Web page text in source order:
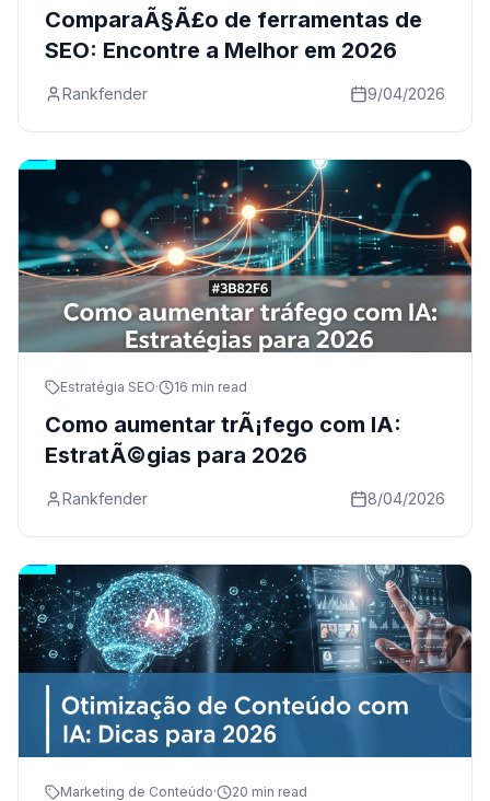
ComparaÃ§Ã£o de ferramentas de
SEO: Encontre a Melhor em 2026
Rankfender 9/04/2026
Estratégia SEO· 16 min read
Como aumentar trÃ¡fego com IA:
EstratÃ©gias para 2026
Rankfender 8/04/2026
Marketing de Conteúdo· 20 min read